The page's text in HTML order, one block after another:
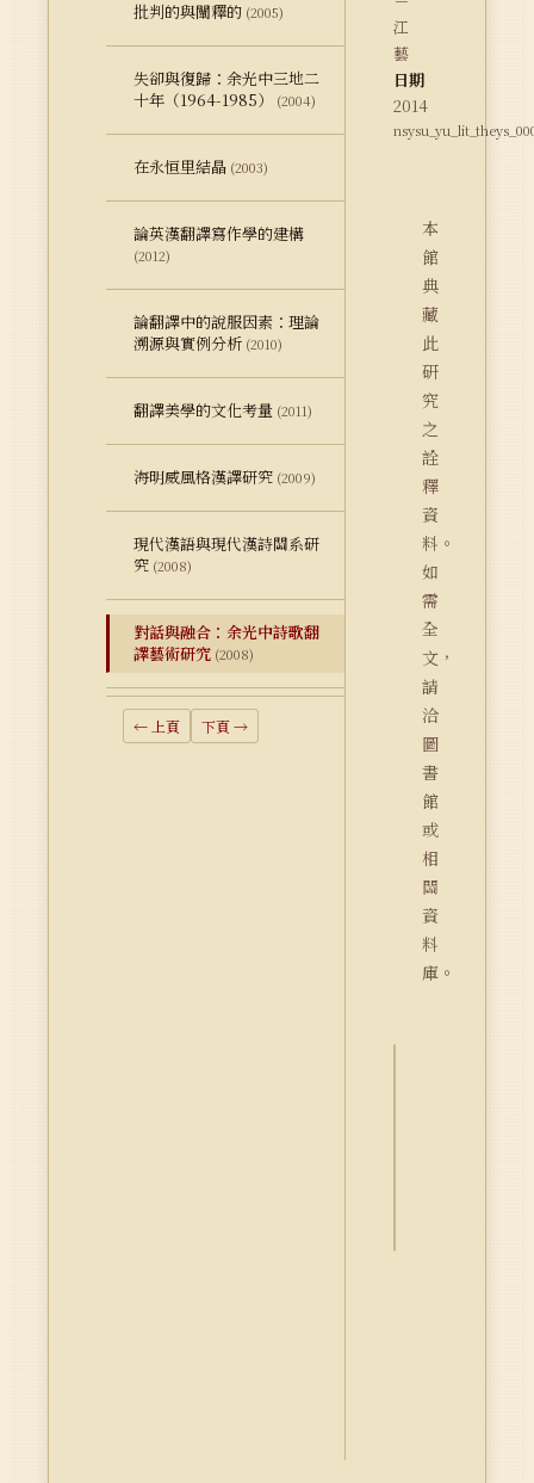
批判的與闡釋的 (2005)
失卻與復歸：余光中三地二
十年（1964-1985）
(2004)
在永恒里結晶 (2003)
論英漢翻譯寫作學的建構
(2012)
論翻譯中的說服因素：理論
溯源與實例分析 (2010)
翻譯美學的文化考量 (2011)
海明威風格漢譯研究 (2009)
現代漢語與現代漢詩關系研
究 (2008)
對話與融合：余光中詩歌翻
譯藝術研究 (2008)
← 上頁 下頁 →
江
藝
日期
2014
本
館
典
藏
此
研
究
之
詮
釋
資
料。
如
需
全
文，
請
洽
圖
書
館
或
相
關
資
料
庫。